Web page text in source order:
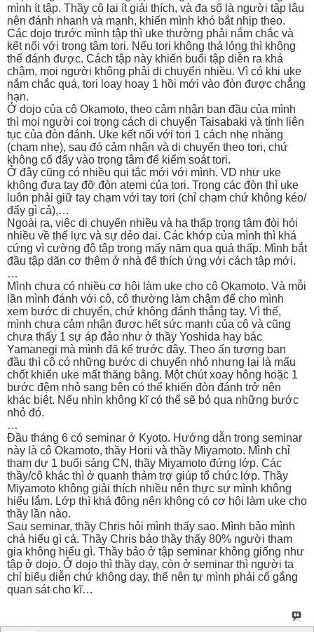
mình ít tập. Thầy cô lại ít giải thích, và đa số là người tập lâu
nên đánh nhanh và mạnh, khiến mình khó bắt nhịp theo.
Các dojo trước mình tập thì uke thường phải nắm chắc và
kết nối với trọng tâm tori. Nếu tori không thả lỏng thì không
thể đánh được. Cách tập này khiến buổi tập diễn ra khá
chậm, mọi người không phải di chuyển nhiều. Vì có khi uke
nắm chắc quá, tori loay hoay 1 hồi mới vào đòn được chẳng
hạn.
Ở dojo của cô Okamoto, theo cảm nhận ban đầu của mình
thì mọi người coi trọng cách di chuyển Taisabaki và tính liên
tục của đòn đánh. Uke kết nối với tori 1 cách nhẹ nhàng
(chạm nhẹ), sau đó cảm nhận và di chuyển theo tori, chứ
không cố đẩy vào trọng tâm để kiểm soát tori.
Ở đây cũng có nhiều qui tắc mới với mình. VD như uke
không đưa tay đỡ đòn atemi của tori. Trong các đòn thì uke
luôn phải giữ tay chạm với tay tori (chỉ chạm chứ không kéo/
đẩy gì cả),…
Ngoài ra, việc di chuyển nhiều và hạ thấp trọng tâm đòi hỏi
nhiều về thể lực và sự dẻo dai. Các khớp của mình thì khá
cứng vì cường độ tập trong mấy năm qua quá thấp. Mình bắt
đầu tập dãn cơ thêm ở nhà để thích ứng với cách tập mới.
…
Mình chưa có nhiều cơ hội làm uke cho cô Okamoto. Và mỗi
lần mình đánh với cô, cô thường làm chậm để cho mình
xem bước di chuyển, chứ không đánh thẳng tay. Vì thế,
mình chưa cảm nhận được hết sức mạnh của cô và cũng
chưa thấy 1 sự áp đảo như ở thầy Yoshida hay bác
Yamanegi mà mình đã kể trước đây. Theo ấn tượng ban
đầu thì cô có những bước di chuyển nhỏ nhưng lại là mấu
chốt khiến uke mất thăng bằng. Một chút xoay hông hoặc 1
bước đệm nhỏ sang bên có thể khiến đòn đánh trở nên
khác biệt. Nếu nhìn không kĩ có thể sẽ bỏ qua những bước
nhỏ đó.
…
Đầu tháng 6 có seminar ở Kyoto. Hướng dẫn trong seminar
này là cô Okamoto, thầy Horii và thầy Miyamoto. Mình chỉ
tham dự 1 buổi sáng CN, thầy Miyamoto đứng lớp. Các
thầy/cô khác thì ở quanh thảm trợ giúp tổ chức lớp. Thầy
Miyamoto không giải thích nhiều nên thực sự mình không
hiểu lắm. Lớp thì khá đông nên không có cơ hội làm uke cho
thầy lần nào.
Sau seminar, thầy Chris hỏi mình thấy sao. Mình bảo mình
chả hiểu gì cả. Thầy Chris bảo thầy thấy 80% người tham
gia không hiểu gì. Thầy bảo ở tập seminar không giống như
tập ở dojo. Ở dojo thì thầy dạy, còn ở seminar thì người ta
chỉ biểu diễn chứ không dạy, thế nên tự mình phải cố gắng
quan sát cho kĩ…